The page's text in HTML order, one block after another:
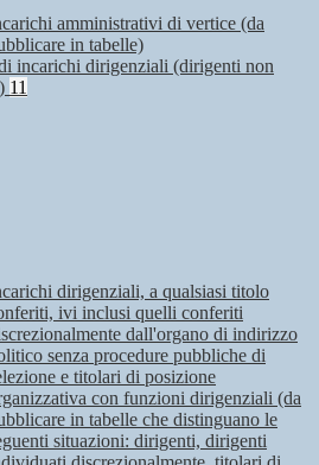
amministrativi di vertice (da
in tabelle)
incarichi dirigenziali (dirigenti non
11
dirigenziali, a qualsiasi titolo
ivi inclusi quelli conferiti
dall'organo di indirizzo
senza procedure pubbliche di
e titolari di posizione
con funzioni dirigenziali (da
in tabelle che distinguano le
situazioni: dirigenti, dirigenti